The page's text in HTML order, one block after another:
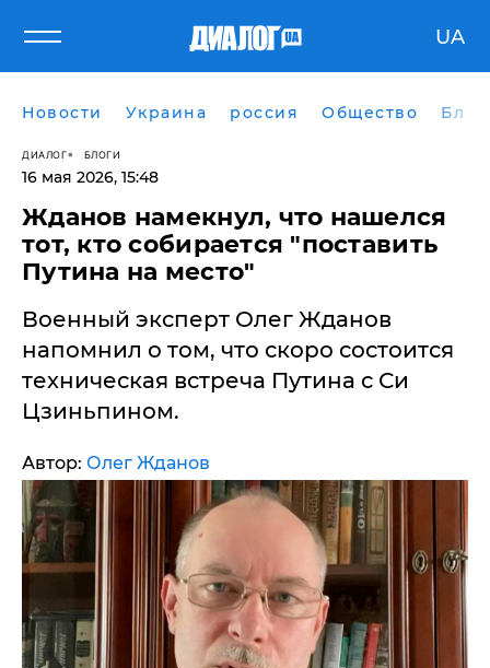
UA
Новости Украина россия Общество
ДИАЛОГ БЛОГИ
16 мая 2026, 15:48
Жданов намекнул, что нашелся
тот, кто собирается "поставить
Путина на место"
Военный эксперт Олег Жданов
напомнил о том, что скоро состоится
техническая встреча Путина с Си
Цзиньпином.
Автор: Олег Жданов